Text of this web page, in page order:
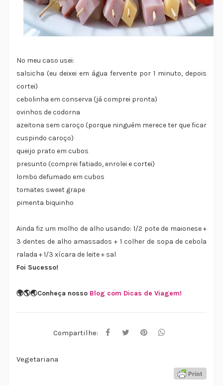
No meu caso usei:
salsicha (eu deixei em água fervente por 1 minuto, depois
cortei)
cebolinha em conserva (já comprei pronta)
ovinhos de codorna
azeitona sem caroço (porque ninguém merece ter que ficar
cuspindo caroço)
queijo prato em cubos
presunto (comprei fatiado, enrolei e cortei)
lombo defumado em cubos
tomates sweet grape
pimenta biquinho
Ainda fiz um molho de alho usando: 1/2 pote de maionese +
3 dentes de alho amassados + 1 colher de sopa de cebola
ralada + 1/3 xícara de leite + sal
Foi Sucesso!
🌍🌎🌏Conheça nosso Blog com Dicas de Viagem!
Compartilhe:
Vegetariana